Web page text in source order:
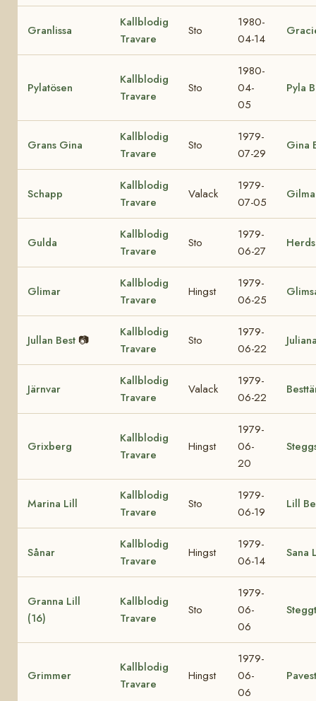
Granlissa
Kallblodig
Travare
Sto
1980-
04-14
Pylatösen
Kallblodig
Travare
Sto
1980-
04-
05
Pyla
Grans Gina
Kallblodig
Travare
Sto
1979-
07-29
Gina
Schapp
Kallblodig
Travare
Valack
1979-
07-05
Gilma
Gulda
Kallblodig
Travare
Sto
1979-
06-27
Glimar
Kallblodig
Travare
Hingst
1979-
06-25
Jullan Best 📷
Kallblodig
Travare
Sto
1979-
06-22
Järnvar
Kallblodig
Travare
Valack
1979-
06-22
Grixberg
Kallblodig
Travare
Hingst
1979-
06-
20
Marina Lill
Kallblodig
Travare
Sto
1979-
06-19
Lill
Sånar
Kallblodig
Travare
Hingst
1979-
06-14
Sana
Granna Lill
(16)
Kallblodig
Travare
Sto
1979-
06-
06
Grimmer
Kallblodig
Travare
Hingst
1979-
06-
06